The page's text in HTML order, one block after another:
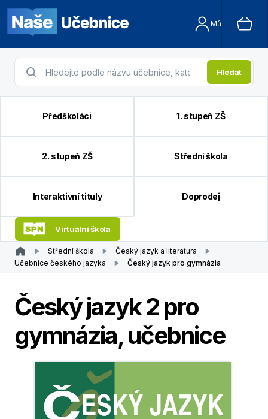
Můj účet
Hledat
Předškoláci 1. stupeň ZŠ
2. stupeň ZŠ Střední škola
Interaktivní tituly Doprodej
Virtuální škola
Střední škola
Český jazyk a literatura
Učebnice českého jazyka
Český jazyk pro gymnázia
Český jazyk 2 pro
gymnázia, učebnice